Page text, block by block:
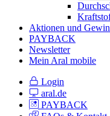
Aktionen und
PAYBACK
Newsletter
Mein Aral mobile
Login
aral.de
PAYBACK